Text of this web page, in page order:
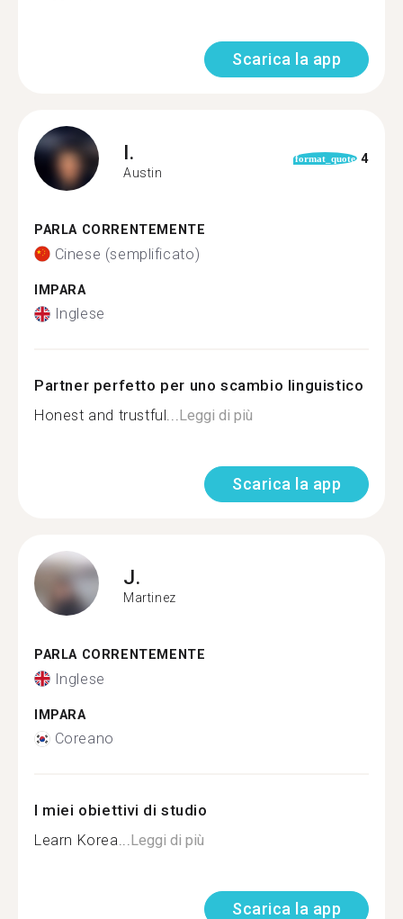
Scarica la app
I.
Austin
format_quote 4
PARLA CORRENTEMENTE
Cinese (semplificato)
IMPARA
Inglese
Partner perfetto per uno scambio linguistico
Honest and trustful...Leggi di più
Scarica la app
J.
Martinez
PARLA CORRENTEMENTE
Inglese
IMPARA
Coreano
I miei obiettivi di studio
Learn Korea...Leggi di più
Scarica la app